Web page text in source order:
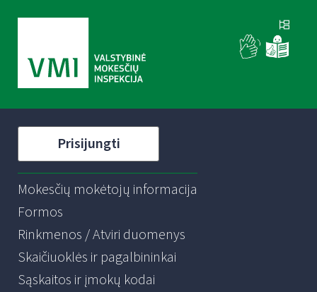
Prisijungti
Mokesčių mokėtojų informacija
Formos
Rinkmenos / Atviri duomenys
Skaičiuoklės ir pagalbininkai
Sąskaitos ir įmokų kodai